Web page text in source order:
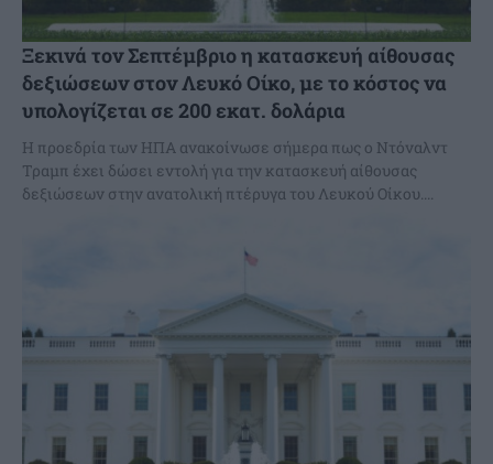
Ξεκινά τον Σεπτέμβριο η κατασκευή αίθουσας
δεξιώσεων στον Λευκό Οίκο, με το κόστος να
υπολογίζεται σε 200 εκατ. δολάρια
Η προεδρία των ΗΠΑ ανακοίνωσε σήμερα πως ο Ντόναλντ
Τραμπ έχει δώσει εντολή για την κατασκευή αίθουσας
δεξιώσεων στην ανατολική πτέρυγα του Λευκού Οίκου....